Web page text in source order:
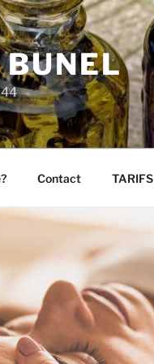
Contact TARIFS